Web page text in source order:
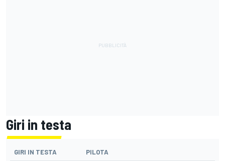
Giri in testa
GIRI IN TESTA PILOTA